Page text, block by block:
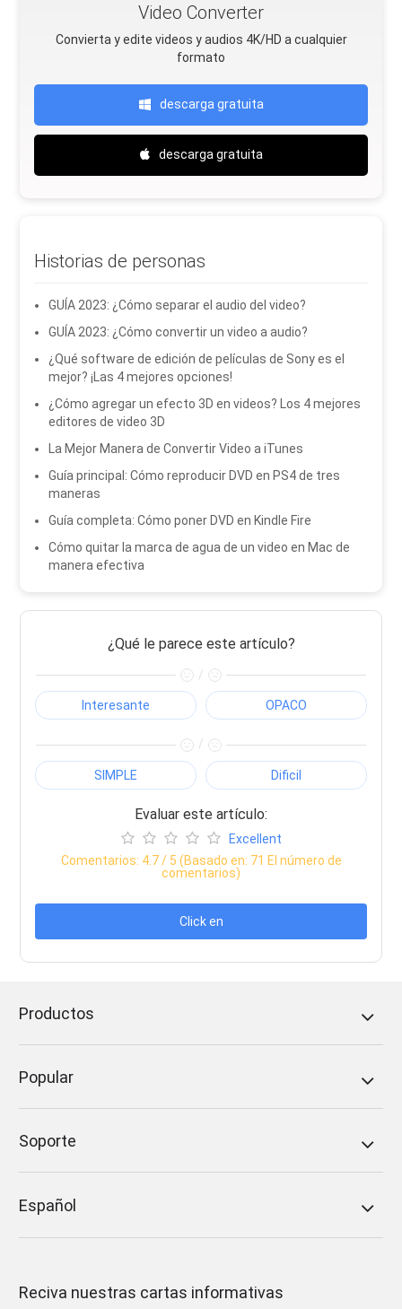
Video Converter
Convierta y edite videos y audios 4K/HD a cualquier
formato
descarga gratuita
descarga gratuita
Historias de personas
GUÍA 2023: ¿Cómo separar el audio del video?
GUÍA 2023: ¿Cómo convertir un video a audio?
¿Qué software de edición de películas de Sony es el
mejor? ¡Las 4 mejores opciones!
¿Cómo agregar un efecto 3D en videos? Los 4 mejores
editores de video 3D
La Mejor Manera de Convertir Video a iTunes
Guía principal: Cómo reproducir DVD en PS4 de tres
maneras
Guía completa: Cómo poner DVD en Kindle Fire
Cómo quitar la marca de agua de un video en Mac de
manera efectiva
¿Qué le parece este artículo?
/
Interesante OPACO
/
SIMPLE Dificil
Evaluar este artículo:
Excellent
Comentarios: 4.7/ 5 (Basado en: 71 El número de
comentarios)
Click en
Productos
Popular
Soporte
Español
Reciva nuestras cartas informativas